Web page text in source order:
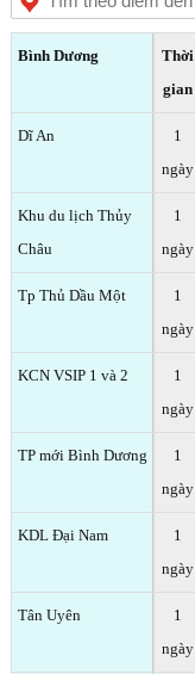
Bình Dương
Thời
gian
Dĩ An
1
ngày
Khu du lịch Thủy
Châu
1
ngày
Tp Thủ Dầu Một
1
ngày
KCN VSIP 1 và 2
1
ngày
TP mới Bình Dương
1
ngày
KDL Đại Nam
1
ngày
Tân Uyên
1
ngày